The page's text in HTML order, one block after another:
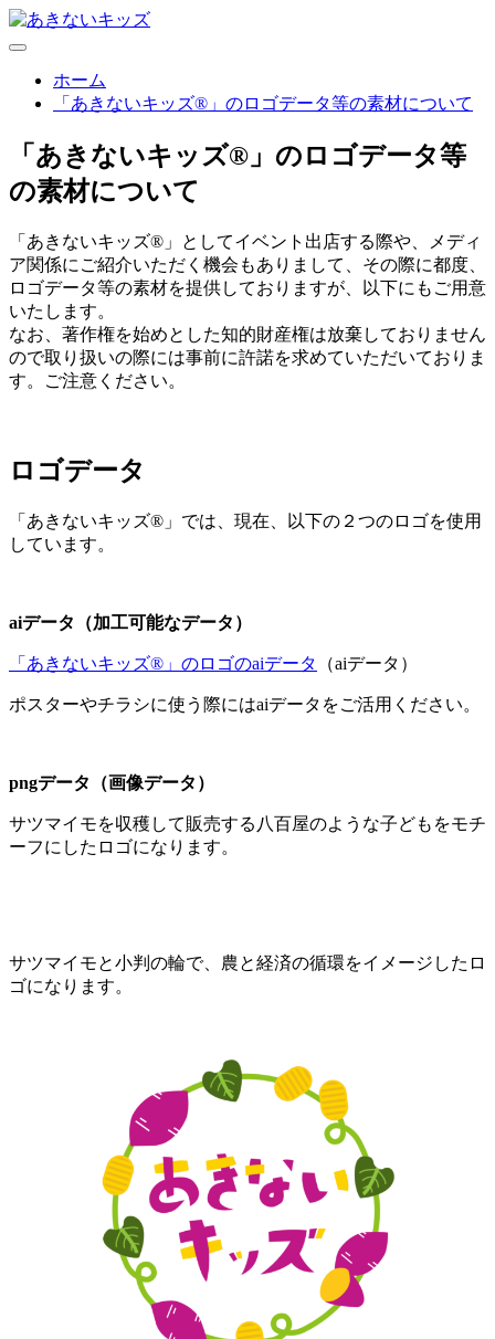
ホーム
「あきないキッズ®」のロゴデータ等の素材について
「あきないキッズ®」のロゴデータ等
の素材について
「あきないキッズ®」としてイベント出店する際や、メディ
ア関係にご紹介いただく機会もありまして、その際に都度、
ロゴデータ等の素材を提供しておりますが、以下にもご用意
いたします。
なお、著作権を始めとした知的財産権は放棄しておりません
ので取り扱いの際には事前に許諾を求めていただいておりま
す。ご注意ください。
ロゴデータ
「あきないキッズ®」では、現在、以下の２つのロゴを使用
しています。
aiデータ（加工可能なデータ）
「あきないキッズ®」のロゴのaiデータ （aiデータ）
ポスターやチラシに使う際にはaiデータをご活用ください。
pngデータ（画像データ）
サツマイモを収穫して販売する八百屋のような子どもをモチ
ーフにしたロゴになります。
サツマイモと小判の輪で、農と経済の循環をイメージしたロ
ゴになります。